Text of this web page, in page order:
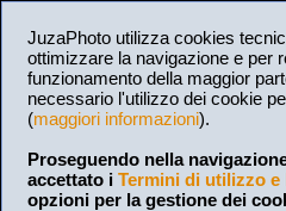
JuzaPhoto utilizza cookies
ottimizzare la navigazione e per
funzionamento della maggior
necessario l'utilizzo dei cookie
(maggiori informazioni).
Proseguendo nella
accettato i Termini di utilizzo e
opzioni per la gestione dei